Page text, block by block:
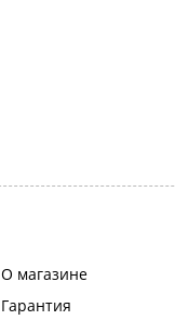
О магазине
Гарантия